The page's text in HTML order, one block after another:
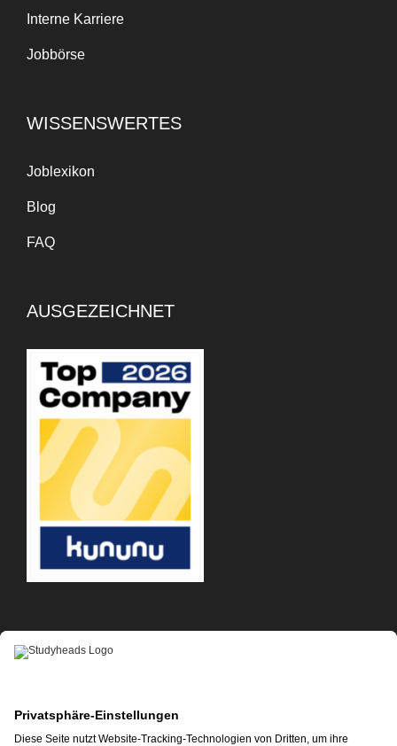
Interne Karriere
Jobbörse
WISSENSWERTES
Joblexikon
Blog
FAQ
AUSGEZEICHNET